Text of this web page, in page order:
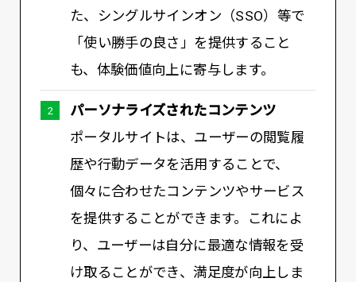
た、シングルサインオン（SSO）等で
「使い勝手の良さ」を提供すること
も、体験価値向上に寄与します。
パーソナライズされたコンテンツ
ポータルサイトは、ユーザーの閲覧履
歴や行動データを活用することで、
個々に合わせたコンテンツやサービス
を提供することができます。これによ
り、ユーザーは自分に最適な情報を受
け取ることができ、満足度が向上しま